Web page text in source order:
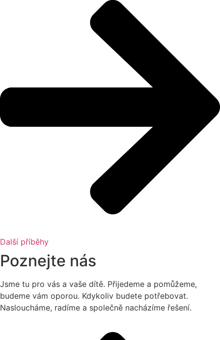
Další příběhy
Poznejte nás
Jsme tu pro vás a vaše dítě. Přijedeme a pomůžeme,
budeme vám oporou. Kdykoliv budete potřebovat.
Nasloucháme, radíme a společně nacházíme řešení.